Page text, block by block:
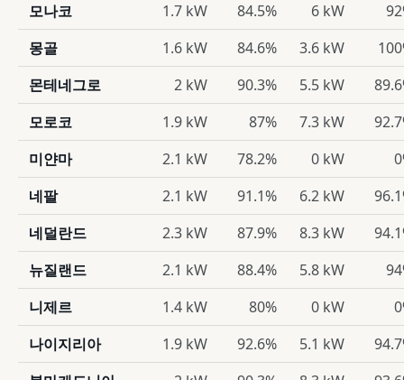
모나코
1.7 kW 84.5% 6 kW
몽골
1.6 kW 84.6% 3.6 kW
몬테네그로
2 kW 90.3% 5.5 kW
모로코
1.9 kW 87% 7.3 kW
미얀마
2.1 kW 78.2% 0 kW
네팔
2.1 kW 91.1% 6.2 kW
네덜란드
2.3 kW 87.9% 8.3 kW
뉴질랜드
2.1 kW 88.4% 5.8 kW
니제르
1.4 kW 80% 0 kW
나이지리아
1.9 kW 92.6% 5.1 kW